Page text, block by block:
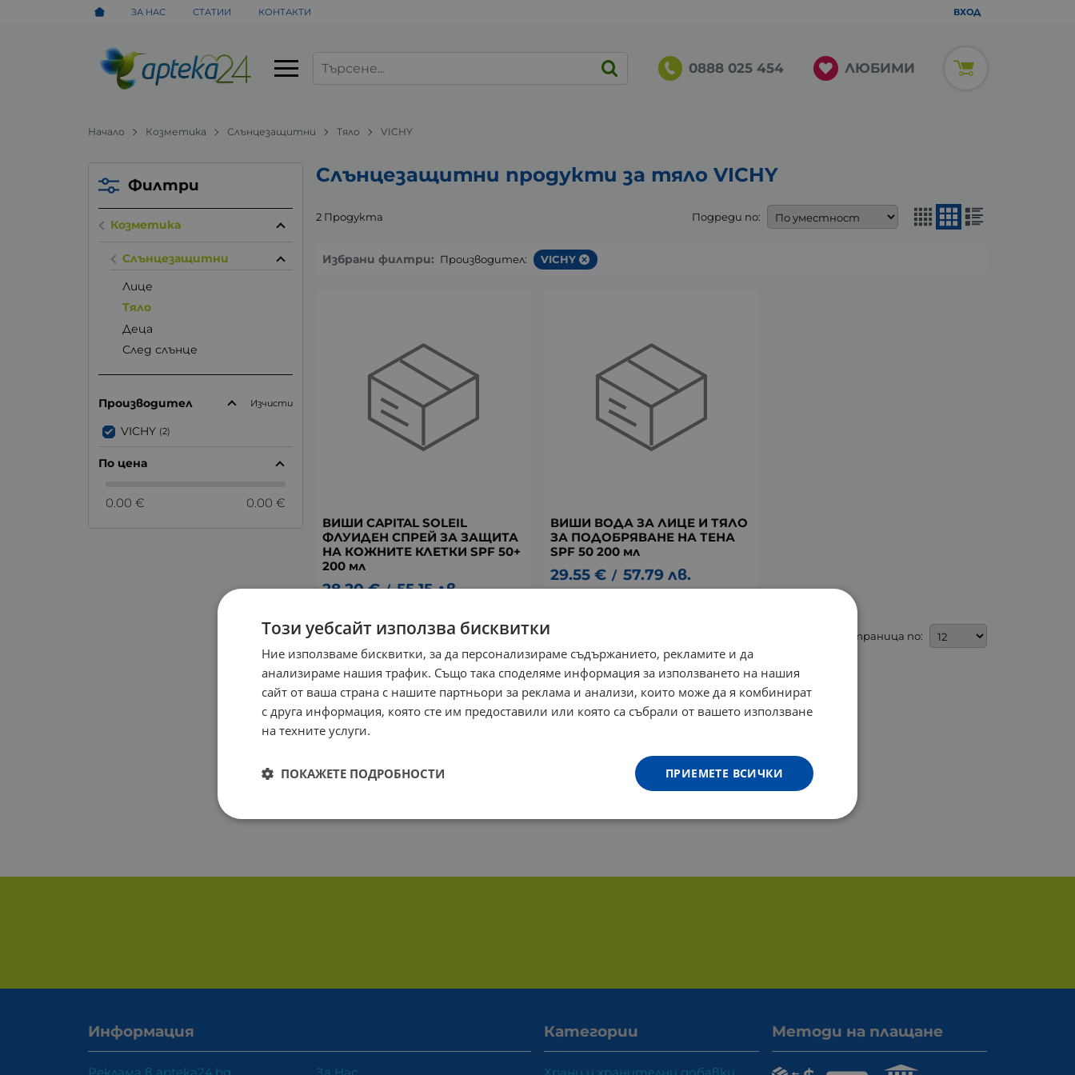
ЗА НАС СТАТИИ КОНТАКТИ ВХОД
0888 025 454 ЛЮБИМИ
Начало Козметика Слънцезащитни Tяло VICHY
Слънцезащитни продукти за тяло VICHY
2 Продукта Подреди по:
Избрани филтри: Производител: VICHY
ВИШИ CAPITAL SOLEIL
ФЛУИДЕН СПРЕЙ ЗА ЗАЩИТА
НА КОЖНИТЕ КЛЕТКИ SPF 50+
200 мл
28.20 € / 55.15 лв.
ВИШИ ВОДА ЗА ЛИЦЕ И ТЯЛО
ЗА ПОДОБРЯВАНЕ НА ТЕНА
SPF 50 200 мл
29.55 € / 57.79 лв.
На страница по:
Филтри
Козметика
Слънцезащитни
Лице
Tяло
Деца
След слънце
Производител Изчисти
VICHY (2)
По цена
0.00 € 0.00 €
Информация Категории Методи на плащане
Този уебсайт използва бисквитки
Ние използваме бисквитки, за да персонализираме съдържанието, рекламите и да
анализираме нашия трафик. Също така споделяме информация за използването на нашия
сайт от ваша страна с нашите партньори за реклама и анализи, които може да я комбинират
с друга информация, която сте им предоставили или която са събрали от вашето използване
на техните услуги.
ПРИЕМЕТЕ ВСИЧКИ
ПОКАЖЕТЕ ПОДРОБНОСТИ